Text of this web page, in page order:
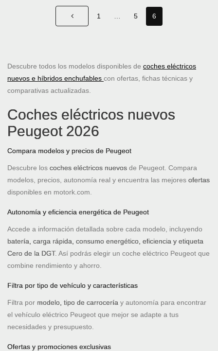
1 5 6
Descubre todos los modelos disponibles de coches eléctricos
nuevos e híbridos enchufables con ofertas, fichas técnicas y
comparativas actualizadas.
Coches eléctricos nuevos
Peugeot 2026
Compara modelos y precios de Peugeot
Descubre los coches eléctricos nuevos de Peugeot. Compara
modelos, precios, autonomía real y encuentra las mejores ofertas
disponibles en motork.com.
Autonomía y eficiencia energética de Peugeot
Accede a información detallada sobre cada modelo, incluyendo
batería, carga rápida, consumo energético, eficiencia y etiqueta
Cero de la DGT. Así podrás elegir un coche eléctrico Peugeot que
combine rendimiento y ahorro.
Filtra por tipo de vehículo y características
Filtra por modelo, tipo de carrocería y autonomía para encontrar
el vehículo eléctrico Peugeot que mejor se adapte a tus
necesidades y presupuesto.
Ofertas y promociones exclusivas